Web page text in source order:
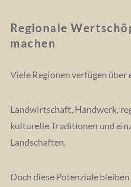
Regionale
machen
Viele Regionen verfügen
Landwirtschaft, Handwerk,
kulturelle Traditionen und
Landschaften.
Doch diese Potenziale